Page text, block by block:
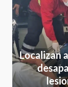
Localizan